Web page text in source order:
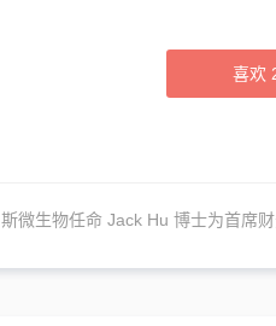
喜欢
斯微生物任命 Jack Hu 博士为首席